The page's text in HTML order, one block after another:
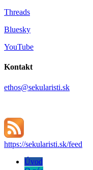
Threads
Bluesky
YouTube
Kontakt
ethos@sekularisti.sk
https://sekularisti.sk/feed
Úvod